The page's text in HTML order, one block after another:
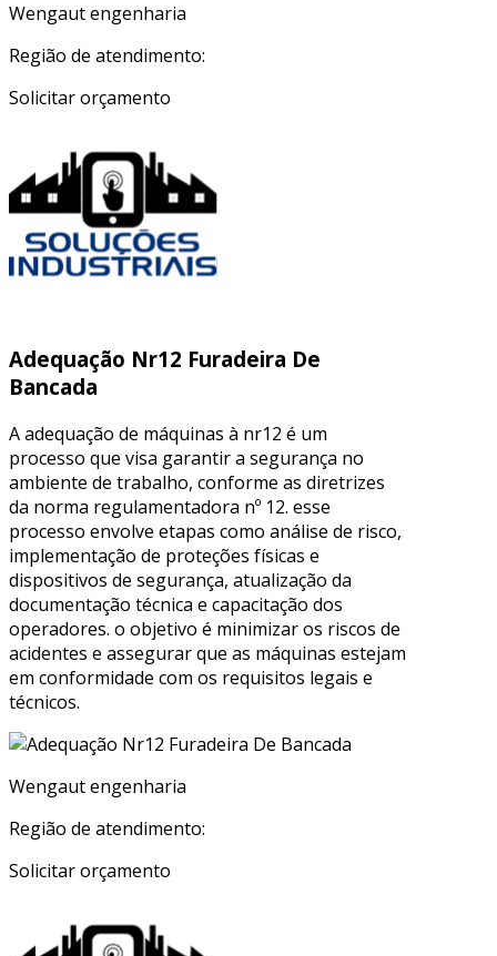
Wengaut engenharia
Região de atendimento:
Solicitar orçamento
Adequação Nr12 Furadeira De
Bancada
A adequação de máquinas à nr12 é um
processo que visa garantir a segurança no
ambiente de trabalho, conforme as diretrizes
da norma regulamentadora nº 12. esse
processo envolve etapas como análise de risco,
implementação de proteções físicas e
dispositivos de segurança, atualização da
documentação técnica e capacitação dos
operadores. o objetivo é minimizar os riscos de
acidentes e assegurar que as máquinas estejam
em conformidade com os requisitos legais e
técnicos.
Wengaut engenharia
Região de atendimento:
Solicitar orçamento